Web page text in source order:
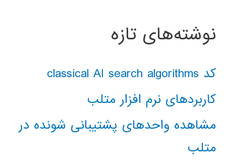
نوشته‌های تازه
کد classical AI search algorithms
کاربردهای نرم افزار متلب
مشاهده واحدهای پشتیبانی شونده در
متلب